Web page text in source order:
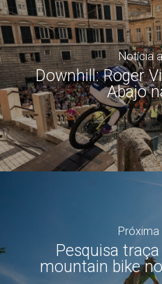
Notícia
Downhill: Roger
Abajo
Pesquisa
mountain bike